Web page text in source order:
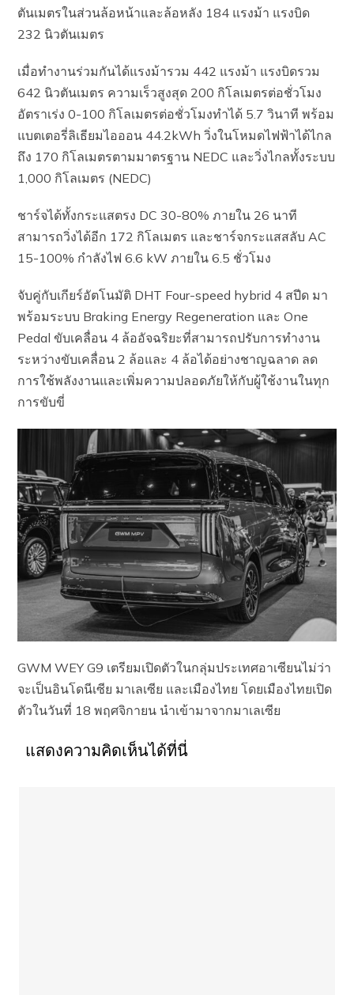
ตันเมตรในส่วนล้อหน้าและล้อหลัง 184 แรงม้า แรงบิด
232 นิวตันเมตร
เมื่อทำงานร่วมกันได้แรงม้ารวม 442 แรงม้า แรงบิดรวม
642 นิวตันเมตร ความเร็วสูงสุด 200 กิโลเมตรต่อชั่วโมง
อัตราเร่ง 0-100 กิโลเมตรต่อชั่วโมงทำได้ 5.7 วินาที พร้อม
แบตเตอรี่ลิเธียมไอออน 44.2kWh วิ่งในโหมดไฟฟ้าได้ไกล
ถึง 170 กิโลเมตรตามมาตรฐาน NEDC และวิ่งไกลทั้งระบบ
1,000 กิโลเมตร (NEDC)
ชาร์จได้ทั้งกระแสตรง DC 30-80% ภายใน 26 นาที
สามารถวิ่งได้อีก 172 กิโลเมตร และชาร์จกระแสสลับ AC
15-100% กำลังไฟ 6.6 kW ภายใน 6.5 ชั่วโมง
จับคู่กับเกียร์อัตโนมัติ DHT Four-speed hybrid 4 สปีด มา
พร้อมระบบ Braking Energy Regeneration และ One
Pedal ขับเคลื่อน 4 ล้ออัจฉริยะที่สามารถปรับการทำงาน
ระหว่างขับเคลื่อน 2 ล้อและ 4 ล้อได้อย่างชาญฉลาด ลด
การใช้พลังงานและเพิ่มความปลอดภัยให้กับผู้ใช้งานในทุก
การขับขี่
GWM WEY G9 เตรียมเปิดตัวในกลุ่มประเทศอาเซียนไม่ว่า
จะเป็นอินโดนีเซีย มาเลเซีย และเมืองไทย โดยเมืองไทยเปิด
ตัวในวันที่ 18 พฤศจิกายน นำเข้ามาจากมาเลเซีย
แสดงความคิดเห็นได้ที่นี่